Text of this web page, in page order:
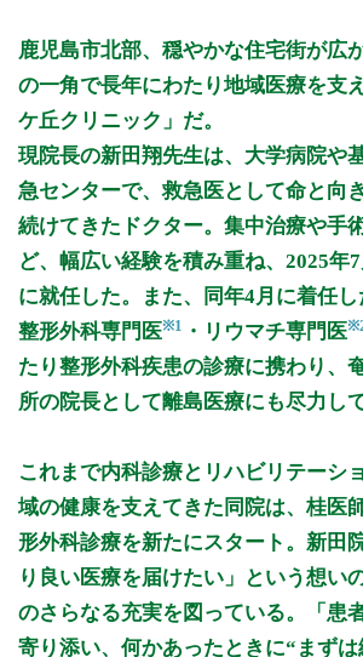
診療時間 月 月曜日
火 火曜日
水 水曜日
木木
8:30〜12:30
8:30〜17:00
8:30〜18:00
● ● ●
休診日: 日、祝
備考: 月、水、木、金 受付:午前の部12:00
17:30まで
火 受付:午前の部12:00まで、午後14:00～
整形外科の診療時間は下記の通りです。
(水・木・金) 8:30～12:30、14:00～18:00
(第2・第4の月・火) 8:30～12:30、14:00
す。
対象患者は2歳～19歳未満で、予約制(10
すので受付までご相談ください。
※診療時間や臨時休診・診療内容等につい
機関ホームページ、またはお電話にてご
鹿児島市北部、穏やかな住宅街が広
の一角で長年にわたり地域医療を支
ケ丘クリニック」だ。
現院長の新田翔先生は、大学病院や
急センターで、救急医として命と向
続けてきたドクター。集中治療や手
ど、幅広い経験を積み重ね、2025年
に就任した。また、同年4月に着任し
整形外科専門医※1 ・リウマチ専門医
たり整形外科疾患の診療に携わり、
所の院長として離島医療にも尽力し
これまで内科診療とリハビリテーシ
域の健康を支えてきた同院は、桂医
形外科診療を新たにスタート。新田
り良い医療を届けたい」という想い
のさらなる充実を図っている。「患
寄り添い、何かあったときに“まず